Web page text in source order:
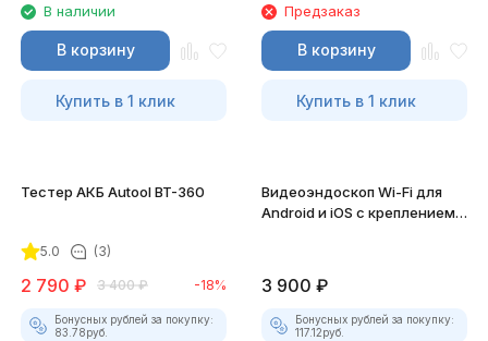
В наличии
В корзину
Купить в 1 клик
Предзаказ
В корзину
Купить в 1 клик
Тестер АКБ Autool BT-360
5.0 (3)
2 790 ₽ 3 400 ₽ -18%
Бонусных рублей за покупку:
83.78руб.
Видеоэндоскоп Wi-Fi для
Android и iOS с креплением
3 900 ₽
Бонусных рублей за покупку:
117.12руб.